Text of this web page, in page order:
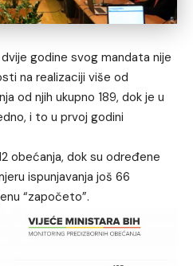
godine svog mandata nije
na realizaciji više od
od njih ukupno 189, dok je u
i to u prvoj godini
obećanja, dok su određene
ispunjavanja još 66
“započeto”.